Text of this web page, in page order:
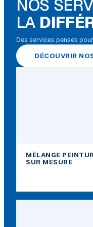
NOS
LA
Des services pensés
DÉCOUVRIR
MÉLANGE
SUR MESURE